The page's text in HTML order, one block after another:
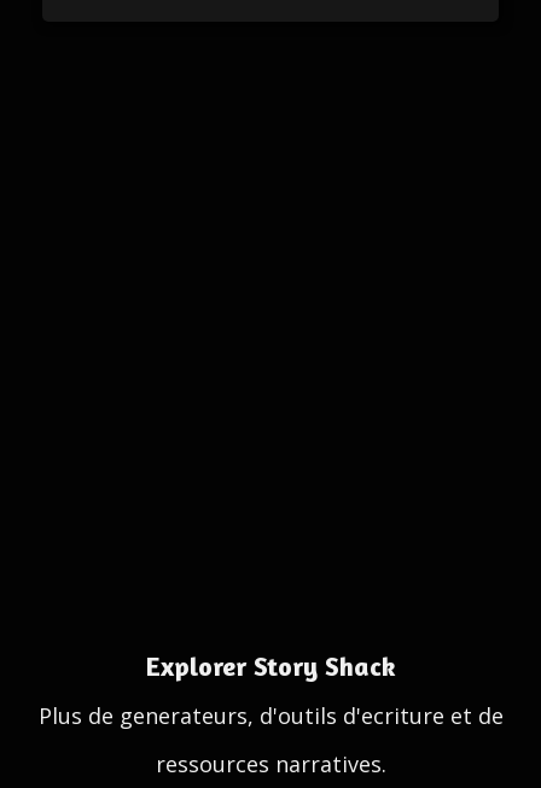
Explorer Story Shack
Plus de generateurs, d'outils d'ecriture et de
ressources narratives.